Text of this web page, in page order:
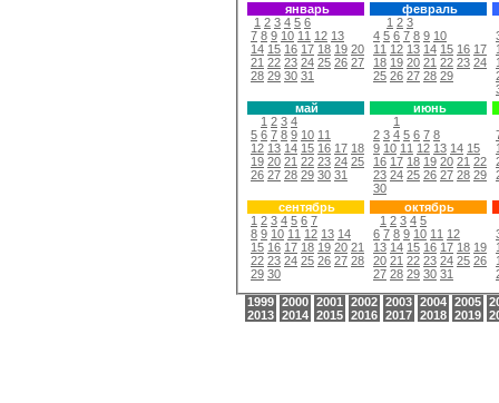
январь
1 2 3 4 5 6
7 8 9 10 11 12 13
14 15 16 17 18 19 20
21 22 23 24 25 26 27
28 29 30 31
февраль
1 2 3
4 5 6 7 8 9 10
11 12 13 14 15 16 17
18 19 20 21 22 23 24
25 26 27 28 29
май
1 2 3 4
5 6 7 8 9 10 11
12 13 14 15 16 17 18
19 20 21 22 23 24 25
26 27 28 29 30 31
июнь
1
2 3 4 5 6 7 8
9 10 11 12 13 14 15
16 17 18 19 20 21 22
23 24 25 26 27 28 29
30
сентябрь
1 2 3 4 5 6 7
8 9 10 11 12 13 14
15 16 17 18 19 20 21
22 23 24 25 26 27 28
29 30
октябрь
1 2 3 4 5
6 7 8 9 10 11 12
13 14 15 16 17 18 19
20 21 22 23 24 25 26
27 28 29 30 31
1999 2000 2001 2002 2003 2004 2005
2013 2014 2015 2016 2017 2018 2019